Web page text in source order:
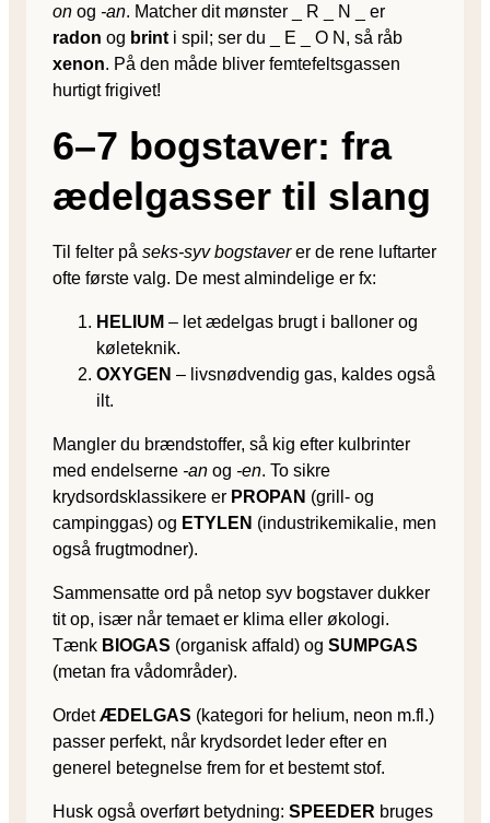
on og -an. Matcher dit mønster _ R _ N _ er
radon og brint i spil; ser du _ E _ O N, så råb
xenon. På den måde bliver fem­te­felts­gassen
hurtigt frigivet!
6–7 bogstaver: fra
ædelgasser til slang
Til felter på seks-syv bogstaverer de rene luftarter
ofte første valg. De mest almindelige er fx:
HELIUM – let ædelgas brugt i balloner og
køleteknik.
OXYGEN – livsnødvendig gas, kaldes også
ilt.
Mangler du brændstoffer, så kig efter kulbrinter
med endelserne -an og -en. To sikre
krydsordsklassikere er PROPAN (grill- og
campinggas) og ETYLEN (industrikemikalie, men
også frugtmodner).
Sammensatte ord på netop syv bogstaver dukker
tit op, især når temaet er klima eller økologi.
Tænk BIOGAS (organisk affald) og SUMPGAS
(metan fra vådområder).
OrdetÆDELGAS (kategori for helium, neon m.fl.)
passer perfekt, når krydsordet leder efter en
generel betegnelse frem for et bestemt stof.
Husk også overført betydning: SPEEDER bruges